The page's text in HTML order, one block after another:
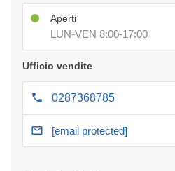
Aperti
LUN-VEN 8:00-17:00
Ufficio vendite
0287368785
[email protected]